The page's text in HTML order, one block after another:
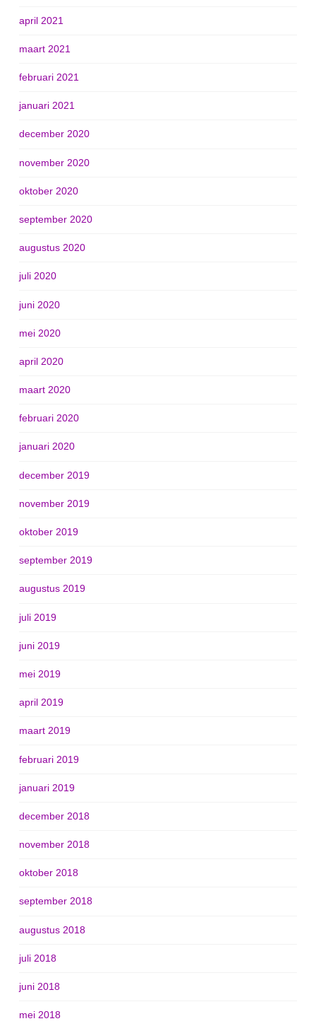
april 2021
maart 2021
februari 2021
januari 2021
december 2020
november 2020
oktober 2020
september 2020
augustus 2020
juli 2020
juni 2020
mei 2020
april 2020
maart 2020
februari 2020
januari 2020
december 2019
november 2019
oktober 2019
september 2019
augustus 2019
juli 2019
juni 2019
mei 2019
april 2019
maart 2019
februari 2019
januari 2019
december 2018
november 2018
oktober 2018
september 2018
augustus 2018
juli 2018
juni 2018
mei 2018